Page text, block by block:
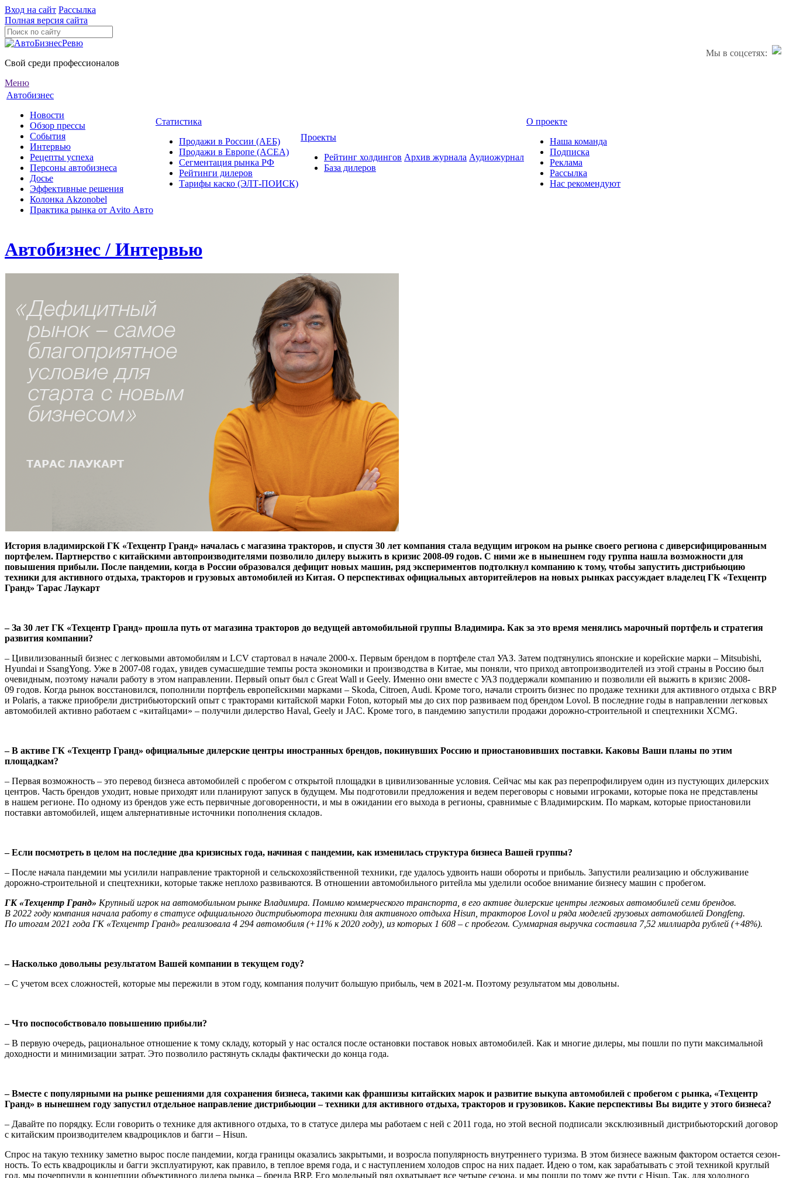
Вход на сайт Рассылка
Полная версия сайта
Мы в соцсетях:
Свой среди профессионалов
Меню
Автобизнес
Новости
Обзор прессы
События
Интервью
Рецепты успеха
Персоны автобизнеса
Досье
Эффективные решения
Колонка Akzonobel
Практика рынка от Аvito Авто
Статистика
Продажи в России (АЕБ)
Продажи в Европе (ACEA)
Сегментация рынка РФ
Рейтинги дилеров
Тарифы каско (ЭЛТ-ПОИСК)
Проекты
Рейтинг холдингов
База дилеров
Архив журнала Аудиожурнал
О проекте
Наша команда
Подписка
Реклама
Рассылка
Нас рекомендуют
Автобизнес / Интервью
История владимирской ГК «Техцентр Гранд» началась с магазина тракторов, и спустя 30 лет компания стала ведущим игроком на рынке своего региона с диверсифицированным
портфелем. Партнерство с китайскими автопроизводителями позволило дилеру выжить в кризис 2008-09 годов. С ними же в нынешнем году группа нашла возможности для
повышения прибыли. После пандемии, когда в России образовался дефицит новых машин, ряд экспериментов подтолкнул компанию к тому, чтобы запустить дистрибьюцию
техники для активного отдыха, тракторов и грузовых автомобилей из Китая. О перспективах официальных авторитейлеров на новых рынках рассуждает владелец ГК «Техцентр
Гранд» Тарас Лаукарт
– За 30 лет ГК «Техцентр Гранд» про­шла путь от магазина тракторов до ведущей автомобильной группы Владимира. Как за это время менялись марочный портфель и стратегия
раз­вития компании?
– Цивилизованный бизнес с легковыми автомобилям и LCV стартовал в начале 2000-х. Первым брендом в портфеле стал УАЗ. Затем подтянулись японские и корейские марки – Mitsubishi,
Hyundai и SsangYong. Уже в 2007-08 годах, уви­дев сумасшедшие темпы роста экономи­ки и производства в Китае, мы поняли, что приход автопроизводителей из этой страны в Россию был
очевидным, поэто­му начали работу в этом направлении. Первый опыт был с Great Wall и Geely. Именно они вместе с УАЗ поддержали компанию и позволили ей выжить в кри­зис 2008-
09 годов. Когда рынок восста­новился, пополнили портфель европей­скими марками – Skoda, Citroen, Audi. Кроме того, начали строить бизнес по продаже техники для активного отдыха с BRP
и Polaris, а также приобрели дис­трибьюторский опыт с тракторами китайской марки Foton, который мы до сих пор развиваем под брендом Lovol. В последние годы в направлении легко­вых
автомобилей активно работаем с «китайцами» – получили дилерство Haval, Geely и JAC. Кроме того, в панде­мию запустили продажи дорожно-строительной и спецтехники XCMG.
– В активе ГК «Техцентр Гранд» офици­альные дилерские центры иностранных брендов, покинувших Россию и приоста­новивших поставки. Каковы Ваши планы по этим
площадкам?
– Первая возможность – это перевод бизнеса автомобилей с пробегом с откры­той площадки в цивилизованные усло­вия. Сейчас мы как раз перепрофилируем один из пустующих дилерских
центров. Часть брендов уходит, новые приходят или планируют запуск в будущем. Мы подготовили предложения и ведем пере­говоры с новыми игроками, которые пока не представлены
в нашем регионе. По одному из брендов уже есть первичные договоренности, и мы в ожидании его выхода в регионы, сравнимые с Владимирским. По маркам, которые приостановили
поставки автомобилей, ищем альтернативные источники попол­нения складов.
– Если посмотреть в целом на последние два кризисных года, начиная с пандемии, как изменилась структура бизнеса Вашей группы?
– После начала пандемии мы усилили направление тракторной и сельскохозяй­ственной техники, где удалось удвоить наши обороты и прибыль. Запустили реа­лизацию и обслуживание
дорожно-строительной и спецтехники, которые также неплохо развиваются. В отношении авто­мобильного ритейла мы уделили особое внимание бизнесу машин с пробегом.
ГК «Техцентр Гранд» Крупный игрок на автомобильном рынке Владимира. Помимо коммерческого транспорта, в его активе дилерские центры легковых автомобилей семи брендов.
В 2022 году компания начала работу в статусе официального дистрибьютора техники для активного отдыха Hisun, тракторов Lovol и ряда моделей грузовых автомобилей Dongfeng.
По итогам 2021 года ГК «Техцентр Гранд» реализовала 4 294 автомобиля (+11% к 2020 году), из которых 1 608 – с пробегом. Суммарная выручка составила 7,52 миллиарда рублей (+48%).
– Насколько довольны результатом Вашей компании в текущем году?
– С учетом всех сложностей, которые мы пережили в этом году, компания получит большую прибыль, чем в 2021-м. Поэтому результатом мы довольны.
– Что поспособствовало повышению при­были?
– В первую очередь, рациональное отно­шение к тому складу, который у нас остал­ся после остановки поставок новых авто­мобилей. Как и многие дилеры, мы пошли по пути максимальной
доходности и мини­мизации затрат. Это позволило растянуть склады фактически до конца года.
– Вместе с популярными на рынке реше­ниями для сохранения бизнеса, такими как франшизы китайских марок и разви­тие выкупа автомобилей с пробегом с рынка, «Техцентр
Гранд» в нынешнем году запустил отдельное направление дистрибьюции – техники для активного отдыха, тракторов и грузовиков. Какие перспективы Вы видите у этого бизнеса?
– Давайте по порядку. Если говорить о технике для активного отдыха, то в ста­тусе дилера мы работаем с ней с 2011 года, но этой весной подписали эксклю­зивный дистрибьюторский договор
с китайским производителем квадроци­клов и багги – Hisun.
Спрос на такую технику заметно вырос после пандемии, когда границы оказа­лись закрытыми, и возросла популяр­ность внутреннего туризма. В этом биз­несе важным фактором остается сезон­
ность. То есть квадроциклы и багги экс­плуатируют, как правило, в теплое время года, и с наступлением холодов спрос на них падает. Идею о том, как зарабатывать с этой техникой круглый
год, мы почерпнули в концепции объек­тивного лидера рынка – бренда BRP. Его модельный ряд охватывает все четы­ре сезона, и мы пошли по тому же пути с Hisun. Так, для холодного